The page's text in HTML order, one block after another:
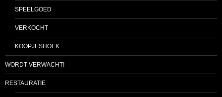
SPEELGOED
VERKOCHT
KOOPJESHOEK
WORDT VERWACHT!
RESTAURATIE